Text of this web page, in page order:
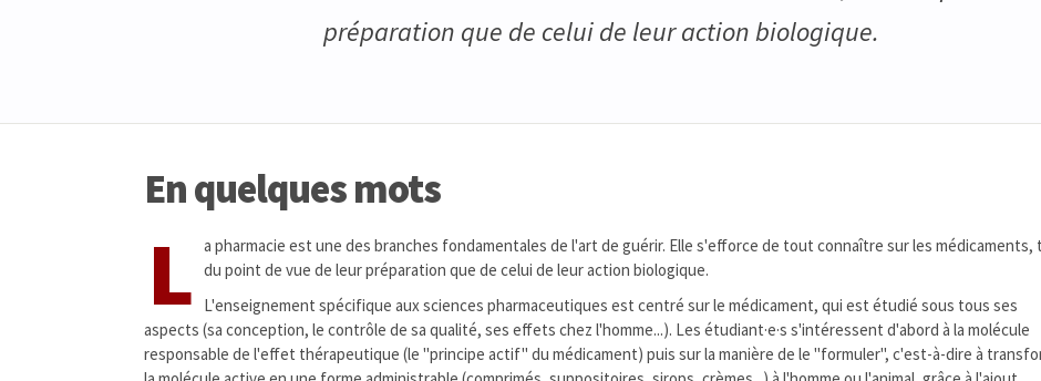
préparation que de celui de leur action biologique.
En quelques mots
L a pharmacie est une des branches fondamentales de l'art de guérir. Elle s'efforce de tout connaître sur les médicaments,
du point de vue de leur préparation que de celui de leur action biologique.
L'enseignement spécifique aux sciences pharmaceutiques est centré sur le médicament, qui est étudié sous tous ses
aspects (sa conception, le contrôle de sa qualité, ses effets chez l'homme...). Les étudiant·e·s s'intéressent d'abord à la molécule
responsable de l'effet thérapeutique (le "principe actif" du médicament) puis sur la manière de le "formuler", c'est-à-dire à